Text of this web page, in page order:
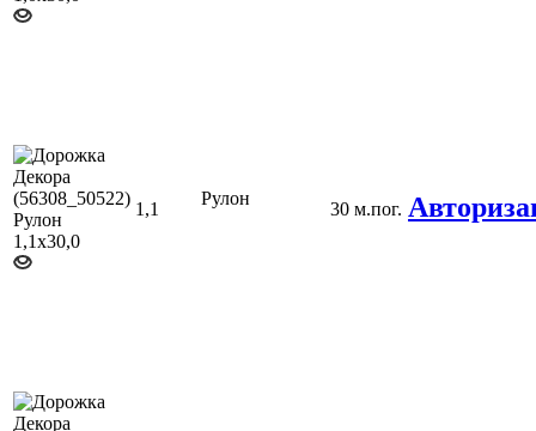
1,1
Рулон
30 м.пог.